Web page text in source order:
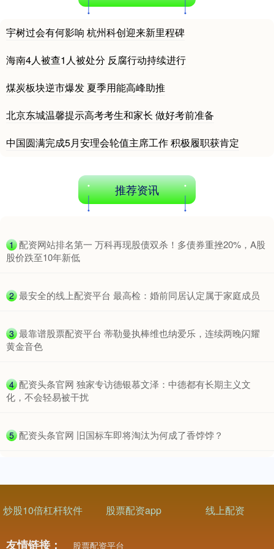
宇树过会有何影响 杭州科创迎来新里程碑
海南4人被查1人被处分 反腐行动持续进行
煤炭板块逆市爆发 夏季用能高峰助推
北京东城温馨提示高考考生和家长 做好考前准备
中国圆满完成5月安理会轮值主席工作 积极履职获肯定
推荐资讯
1 ​配资网站排名第一 万科再现股债双杀！多债券重挫20%，A股
股价跌至10年新低
2 ​最安全的线上配资平台 最高检：婚前同居认定属于家庭成员
3 ​最靠谱股票配资平台 蒂勒曼执棒维也纳爱乐，连续两晚闪耀
黄金音色
4 ​配资头条官网 独家专访德银慕文泽：中德都有长期主义文
化，不会轻易被干扰
5 ​配资头条官网 旧国标车即将淘汰为何成了香饽饽？
炒股10倍杠杆软件 股票配资app 线上配资
友情链接： 股票配资平台